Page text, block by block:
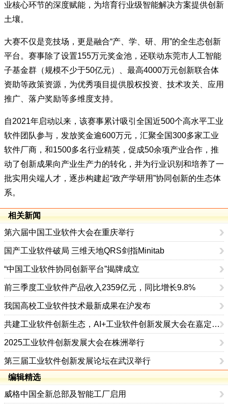
业核心环节的深度赋能，为培育行业级智能解决方案提供创新
土壤。
大赛不仅是竞技场，更是融合“产、学、研、用”的全生态创新
平台。赛事除了设置155万元奖金池，还联动东莞市人工智能
子基金群（规模不少于50亿元）、最高4000万元创新联合体
资助等政策资源，为优秀项目提供股权投资、技术攻关、应用
推广、落户奖励等多维度支持。
自2021年启动以来，该赛事累计吸引全国近500个高水平工业
软件团队参与，发放奖金逾600万元，汇聚全国300多家工业
软件厂商，和1500多名行业精英，促成50余项产业合作，推
动了创新成果向产业生产力的转化，并为行业识别和培养了一
批实用尖端人才，逐步构建起“政产学研用”协同创新的生态体
系。
相关新闻
第六届中国工业软件大会在重庆举行
国产工业软件破局 三维天地QRS剑指Minitab
“中国工业软件协同创新平台”揭牌成立
前三季度工业软件产品收入2359亿元，同比增长9.8%
我国高校工业软件技术最新成果在沪发布
共建工业软件创新生态，AI+工业软件创新发展大会在嘉定举行
2025工业软件创新发展大会在株洲举行
第三届工业软件创新发展论坛在武汉举行
编辑精选
威格中国全新总部及智能工厂启用